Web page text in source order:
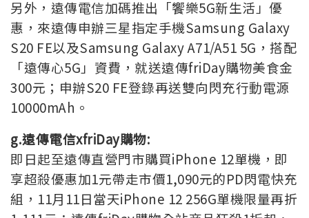
另外，遠傳電信加碼推出「饗樂5G新生活」優
惠，來遠傳申辦三星指定手機Samsung Galaxy
S20 FE以及Samsung Galaxy A71/A51 5G，搭配
「遠傳心5G」資費，就送遠傳friDay購物美食金
300元；申辦S20 FE登錄再送雙向閃充行動電源
10000mAh。
g.遠傳電信xfriDay購物:
即日起至遠傳直營門市購買iPhone 12單機，即
享超殺優惠加1元帶走市價1,090元的PD閃電快充
組，11月11日當天iPhone 12 256G單機限量再折